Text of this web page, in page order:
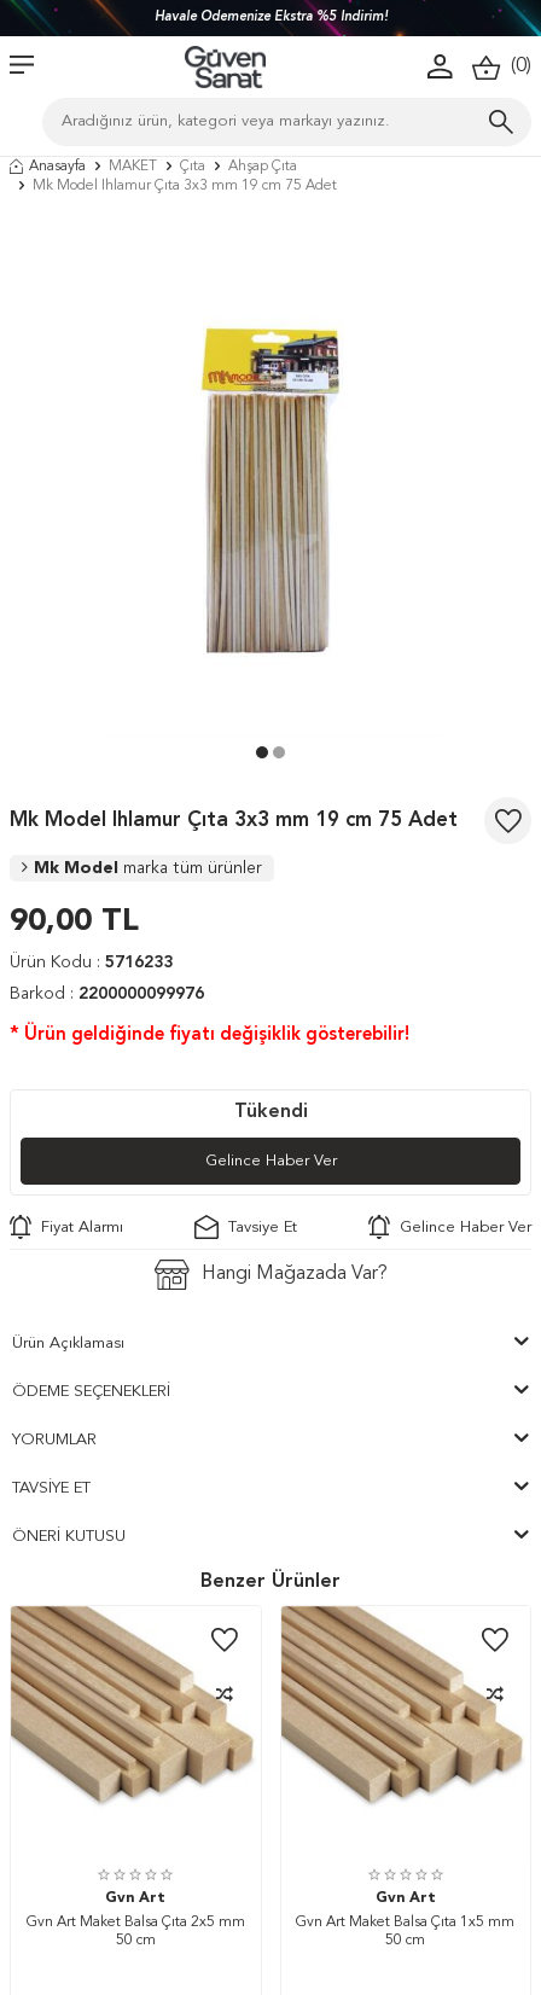
Havale Ödemenize Ekstra %5 İndirim!
(0)
Anasayfa MAKET Çıta
Ahşap Çıta
Mk Model Ihlamur Çıta 3x3 mm 19 cm 75 Adet
Mk Model Ihlamur Çıta 3x3 mm 19 cm 75 Adet
Mk Model marka tüm ürünler
90,00 TL
Ürün Kodu : 5716233
Barkod : 2200000099976
* Ürün geldiğinde fiyatı değişiklik gösterebilir!
Tükendi
Gelince Haber Ver
Fiyat Alarmı Tavsiye Et Gelince Haber Ver
Hangi Mağazada Var?
Ürün Açıklaması
ÖDEME SEÇENEKLERI
YORUMLAR
TAVSIYE ET
ÖNERI KUTUSU
Benzer Ürünler
Gvn Art
Gvn Art Maket Balsa Çıta 2x5 mm
50 cm
Gvn Art
Gvn Art Maket Balsa Çıta 1x5 mm
50 cm